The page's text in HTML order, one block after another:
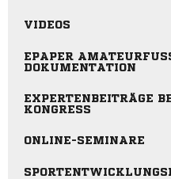
VIDEOS
EPAPER
OKUMENTATION
EXPERTENBEITRÄGE
ONGRESS
ONLINE-SEMINARE